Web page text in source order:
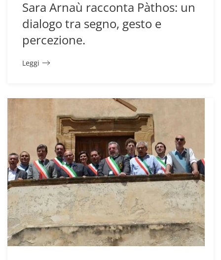
Sara Arnaù racconta Pàthos: un
dialogo tra segno, gesto e
percezione.
Leggi